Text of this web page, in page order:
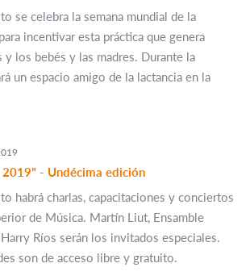
se celebra la semana mundial de la
incentivar esta práctica que genera
y los bebés y las madres. Durante la
un espacio amigo de la lactancia en la
- Undécima edición
habrá charlas, capacitaciones y conciertos
de Música. Martín Liut, Ensamble
Ríos serán los invitados especiales.
son de acceso libre y gratuito.